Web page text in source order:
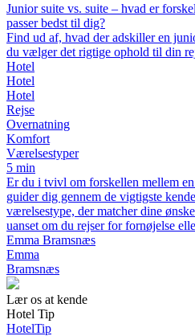
Junior suite vs. suite – hvad er
passer bedst til dig?
Find ud af, hvad der adskiller en
du vælger det rigtige ophold til din
Hotel
Hotel
Hotel
Rejse
Overnatning
Komfort
Værelsestyper
5 min
Er du i tvivl om forskellen mellem
guider dig gennem de vigtigste
værelsestype, der matcher dine
uanset om du rejser for fornøjelse
Emma Bramsnæs
Emma
Bramsnæs
Lær os at kende
Hotel Tip
HotelTip